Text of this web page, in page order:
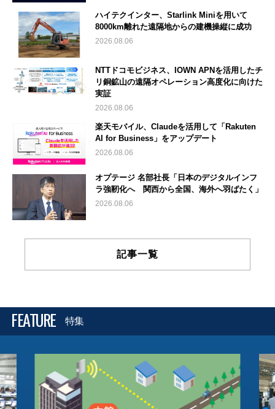
ハイテクインター、Starlink Miniを用いて
8000km離れた遠隔地からの建機操縦に成功
2026.08.06
NTTドコモビジネス、IOWN APNを活用したチ
リ銅鉱山の遠隔オペレーション高度化に向けた
実証
2026.08.06
楽天モバイル、Claudeを活用して「Rakuten
AI for Business」をアップデート
2026.08.06
オプテージ 名部社長「日本のデジタルインフ
ラ強靭化へ 関西から全国、海外へ羽ばたく」
2026.08.06
記事一覧
FEATURE 特集